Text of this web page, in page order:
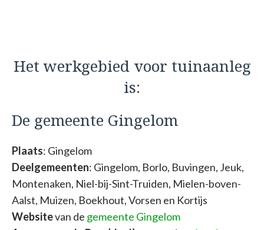
Het werkgebied voor tuinaanleg
is:
De gemeente Gingelom
Plaats: Gingelom
Deelgemeenten: Gingelom, Borlo, Buvingen, Jeuk,
Montenaken, Niel-bij-Sint-Truiden, Mielen-boven-
Aalst, Muizen, Boekhout, Vorsen en Kortijs
Websitevan de gemeente Gingelom